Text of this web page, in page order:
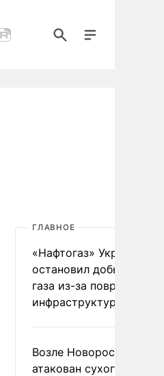
ГЛАВНОЕ
«Нафтогаз» Украины
остановил добычу
газа из-за повреждения
инфраструктуры
Возле Новороссийска
атакован сухогруз под